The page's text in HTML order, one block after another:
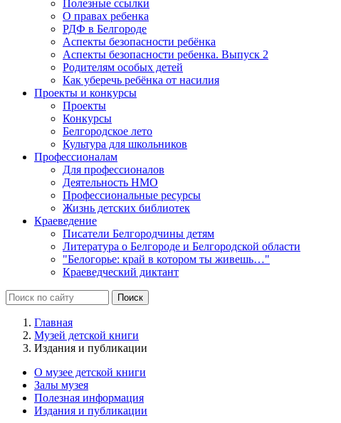
Полезные ссылки
О правах ребенка
РДФ в Белгороде
Аспекты безопасности ребёнка
Аспекты безопасности ребенка. Выпуск 2
Родителям особых детей
Как уберечь ребёнка от насилия
Проекты и конкурсы
Проекты
Конкурсы
Белгородское лето
Культура для школьников
Профессионалам
Для профессионалов
Деятельность НМО
Профессиональные ресурсы
Жизнь детских библиотек
Краеведение
Писатели Белгородчины детям
Литература о Белгороде и Белгородской области
"Белогорье: край в котором ты живешь…"
Краеведческий диктант
Главная
Музей детской книги
Издания и публикации
О музее детской книги
Залы музея
Полезная информация
Издания и публикации